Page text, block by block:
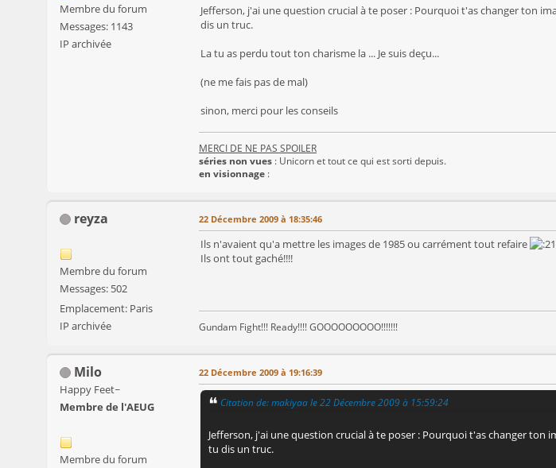
Membre du forum
Messages: 1143
IP archivée
Jefferson, j'ai une question crucial à te poser : Pourquoi t'as changer ton
dis un truc.
La tu as perdu tout ton charisme la ... Je suis deçu...
(ne me fais pas de mal)
sinon, merci pour les conseils
MERCI DE NE PAS SPOILER
séries non vues : Unicorn et tout ce qui est sorti depuis.
en visionnage :
reyza
Membre du forum
Messages: 502
Emplacement: Paris
IP archivée
22 Décembre 2009 à 18:35:46
Ils n'avaient qu'a mettre les images de 1985 ou carrément tout refaire
Ils ont tout gaché!!!!
Gundam Fight!!! Ready!!!! GOOOOOOOOO!!!!!!!
Milo
Happy Feet~
Membre de l'AEUG
Membre du forum
22 Décembre 2009 à 19:16:39
Citation de: makiyaa le 22 Décembre 2009 à 15:59:24
Jefferson, j'ai une question crucial à te poser : Pourquoi t'as changer ton
tu dis un truc.